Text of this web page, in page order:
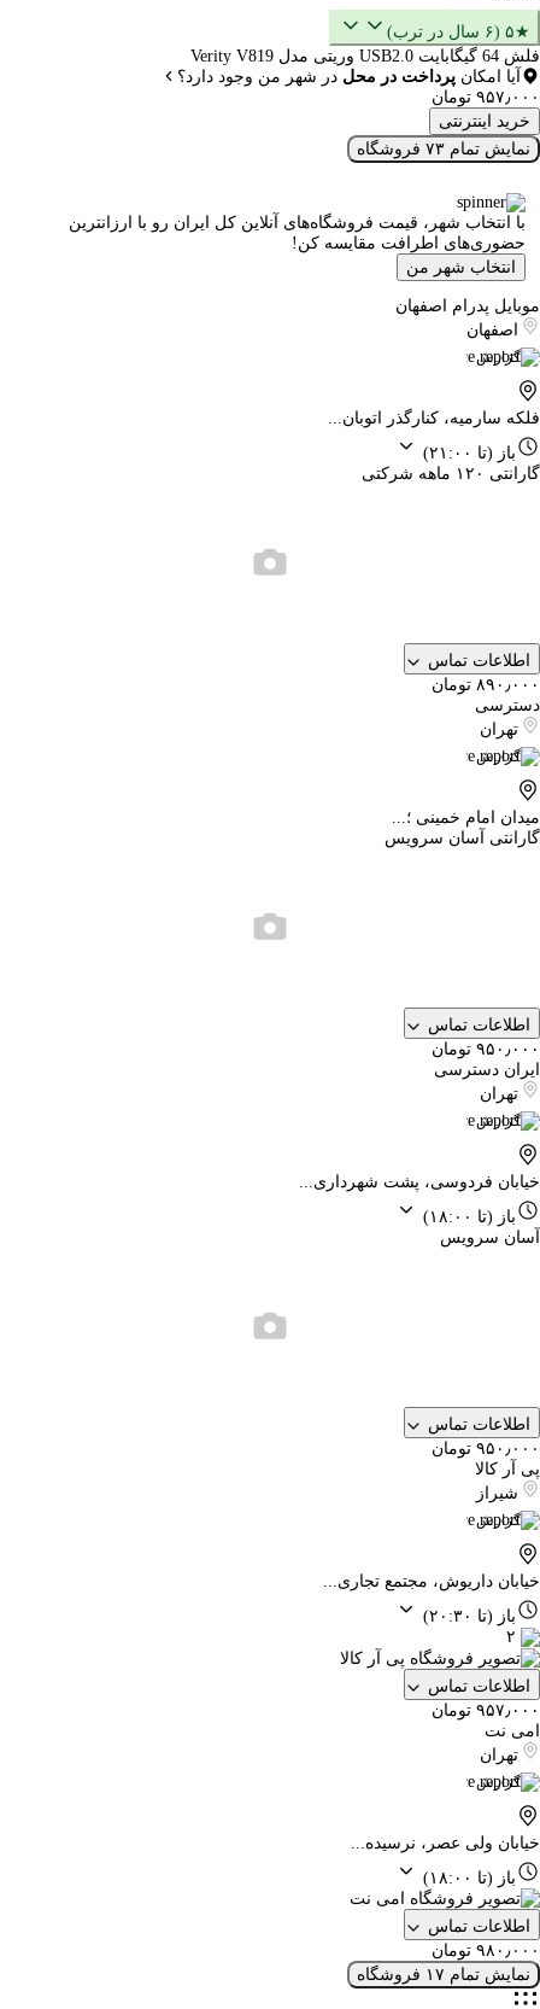
★۵ (۶ سال در ترب)
فلش 64 گیگابایت USB2.0 وریتی مدل Verity V819
آیا امکان پرداخت در محل در شهر من وجود دارد؟
۹۵۷٫۰۰۰ تومان
خرید اینترنتی
نمایش تمام ۷۳ فروشگاه
با انتخاب شهر، قیمت فروشگاه‌های آنلاین کل ایران رو با ارزانترین
حضوری‌های اطرافت مقایسه کن!
انتخاب شهر من
موبایل پدرام اصفهان
اصفهان
گزارش
فلکه سارمیه، کنارگذر اتوبان...
باز (تا ۲۱:۰۰)
گارانتی ۱۲۰ ماهه شرکتی
اطلاعات تماس
۸۹۰٫۰۰۰ تومان
دسترسی
تهران
گزارش
میدان امام خمینی ؛...
گارانتی آسان سرویس
اطلاعات تماس
۹۵۰٫۰۰۰ تومان
ایران دسترسی
تهران
گزارش
خیابان فردوسی، پشت شهرداری...
باز (تا ۱۸:۰۰)
آسان سرویس
اطلاعات تماس
۹۵۰٫۰۰۰ تومان
پی آر کالا
شیراز
گزارش
خیابان داریوش، مجتمع تجاری...
باز (تا ۲۰:۳۰)
۲
اطلاعات تماس
۹۵۷٫۰۰۰ تومان
امی نت
تهران
گزارش
خیابان ولی عصر، نرسیده...
باز (تا ۱۸:۰۰)
اطلاعات تماس
۹۸۰٫۰۰۰ تومان
نمایش تمام ۱۷ فروشگاه